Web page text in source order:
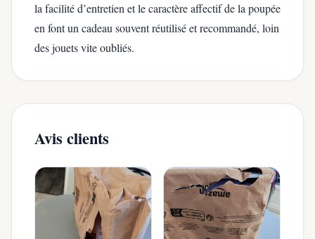
la facilité d’entretien et le caractère affectif de la poupée
en font un cadeau souvent réutilisé et recommandé, loin
des jouets vite oubliés.
Avis clients